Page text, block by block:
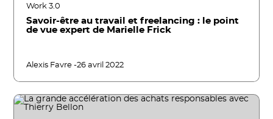
Work 3.0
Savoir-être au travail et freelancing : le point
de vue expert de Marielle Frick
Alexis Favre -26 avril 2022